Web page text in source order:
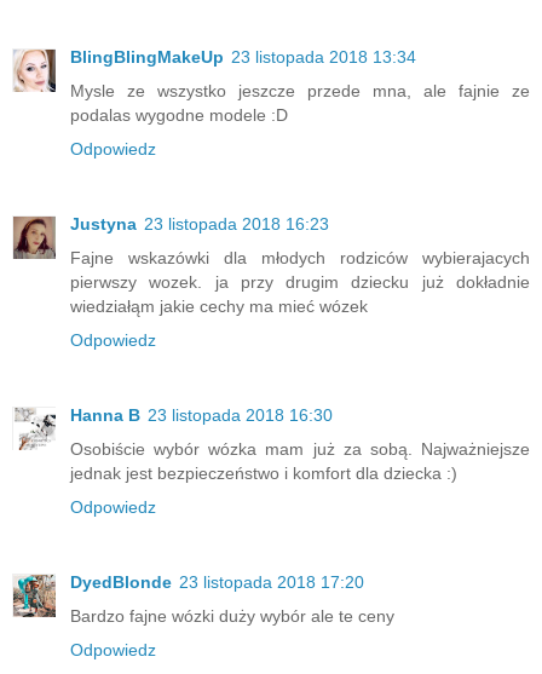
BlingBlingMakeUp 23 listopada 2018 13:34
Mysle ze wszystko jeszcze przede mna, ale fajnie ze
podalas wygodne modele :D
Odpowiedz
Justyna 23 listopada 2018 16:23
Fajne wskazówki dla młodych rodziców wybierajacych
pierwszy wozek. ja przy drugim dziecku już dokładnie
wiedziałąm jakie cechy ma mieć wózek
Odpowiedz
Hanna B 23 listopada 2018 16:30
Osobiście wybór wózka mam już za sobą. Najważniejsze
jednak jest bezpieczeństwo i komfort dla dziecka :)
Odpowiedz
DyedBlonde 23 listopada 2018 17:20
Bardzo fajne wózki duży wybór ale te ceny
Odpowiedz